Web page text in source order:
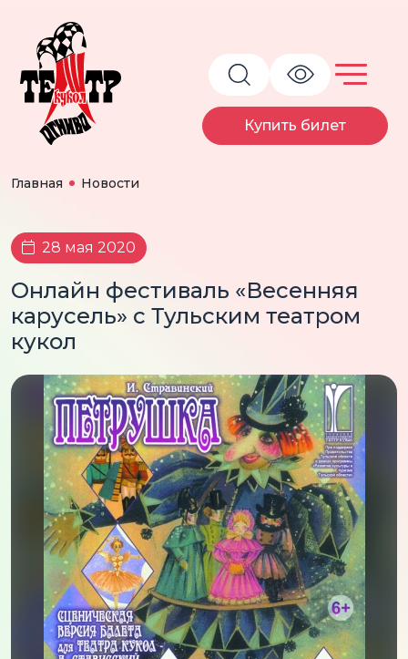
Купить билет
Главная Новости
28 мая 2020
Онлайн фестиваль «Весенняя
карусель» с Тульским театром
кукол